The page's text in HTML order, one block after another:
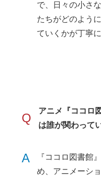
で、日々の小さ
たちがどのよう
ていくかが丁寧
Q
アニメ『ココロ
は誰が関わって
A
『ココロ図書館
め、アニメーシ